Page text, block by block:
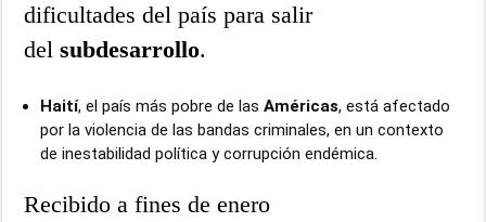
dificultades del país para salir
delsubdesarrollo.
Haití, el país más pobre de lasAméricas, está afectado
por la violencia de las bandas criminales, en un contexto
de inestabilidad política y corrupción endémica.
Recibido a fines de enero